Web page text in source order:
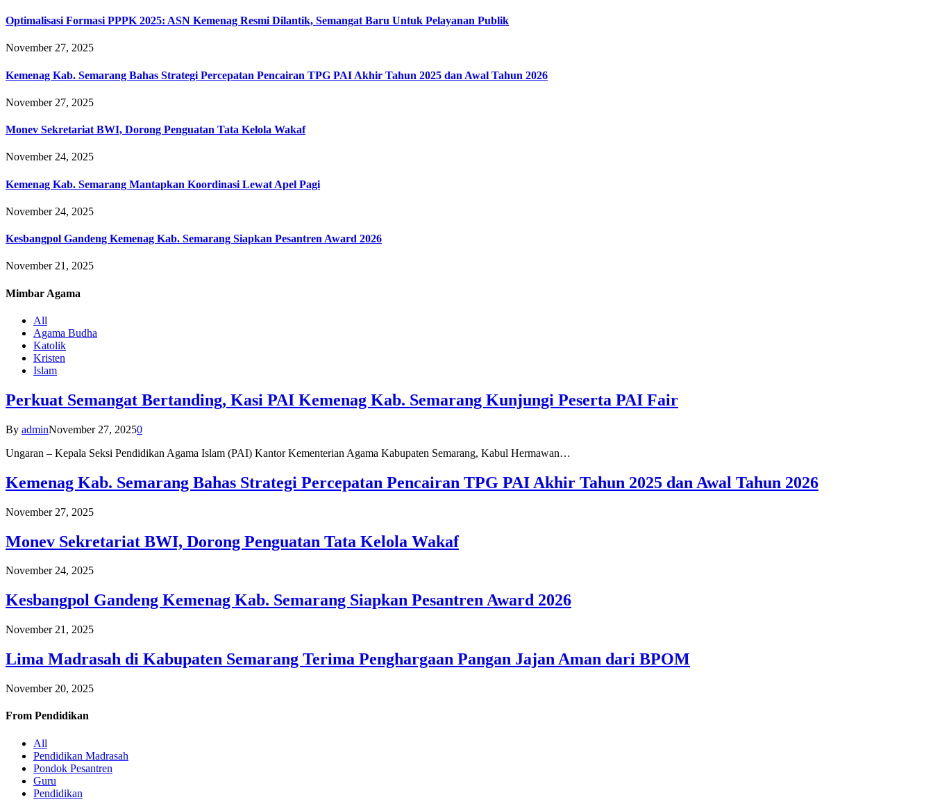
Optimalisasi Formasi PPPK 2025: ASN Kemenag Resmi Dilantik, Semangat Baru Untuk Pelayanan Publik
November 27, 2025
Kemenag Kab. Semarang Bahas Strategi Percepatan Pencairan TPG PAI Akhir Tahun 2025 dan Awal Tahun 2026
November 27, 2025
Monev Sekretariat BWI, Dorong Penguatan Tata Kelola Wakaf
November 24, 2025
Kemenag Kab. Semarang Mantapkan Koordinasi Lewat Apel Pagi
November 24, 2025
Kesbangpol Gandeng Kemenag Kab. Semarang Siapkan Pesantren Award 2026
November 21, 2025
Mimbar Agama
All
Agama Budha
Katolik
Kristen
Islam
Perkuat Semangat Bertanding, Kasi PAI Kemenag Kab. Semarang Kunjungi Peserta PAI Fair
By adminNovember 27, 20250
Ungaran – Kepala Seksi Pendidikan Agama Islam (PAI) Kantor Kementerian Agama Kabupaten Semarang, Kabul Hermawan…
Kemenag Kab. Semarang Bahas Strategi Percepatan Pencairan TPG PAI Akhir Tahun 2025 dan Awal Tahun 2026
November 27, 2025
Monev Sekretariat BWI, Dorong Penguatan Tata Kelola Wakaf
November 24, 2025
Kesbangpol Gandeng Kemenag Kab. Semarang Siapkan Pesantren Award 2026
November 21, 2025
Lima Madrasah di Kabupaten Semarang Terima Penghargaan Pangan Jajan Aman dari BPOM
November 20, 2025
From Pendidikan
All
Pendidikan Madrasah
Pondok Pesantren
Guru
Pendidikan